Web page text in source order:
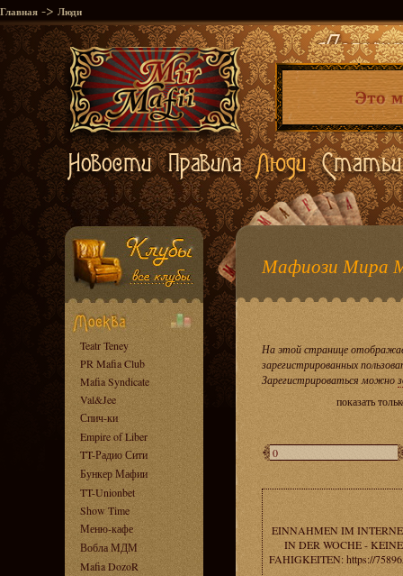
Главная -> Люди
Teatr Teney
PR Mafia Club
Mafia Syndicate
Val&Jee
Спич-ки
Empire of Liber
TT-Радио Сити
Бункер Мафии
TT-Unionbet
Show Time
Меню-кафе
Вобла МДМ
Mafia DozoR
Мафиози Мира
На этой странице
зарегистрированных
Зарегистрироваться можно
показать
EINNAHMEN IM
IN DER WOCHE -
FAHIGKEITEN: https://